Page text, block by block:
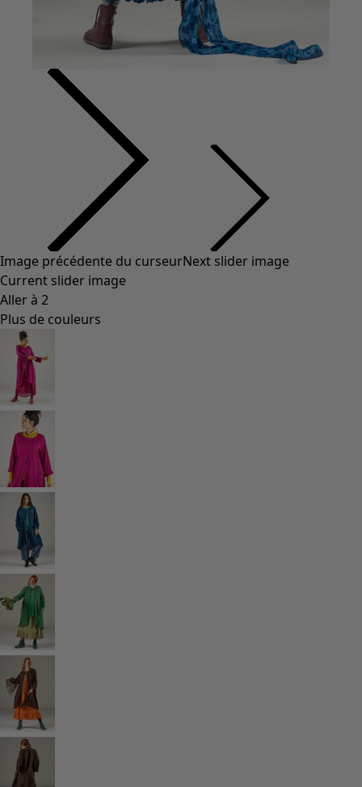
Image précédente du curseurNext slider image
Current slider image
Aller à 2
Plus de couleurs